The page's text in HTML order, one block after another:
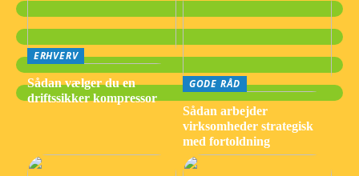
ERHVERV
Sådan vælger du en
driftssikker kompressor
GODE RÅD
Sådan arbejder
virksomheder strategisk
med fortoldning